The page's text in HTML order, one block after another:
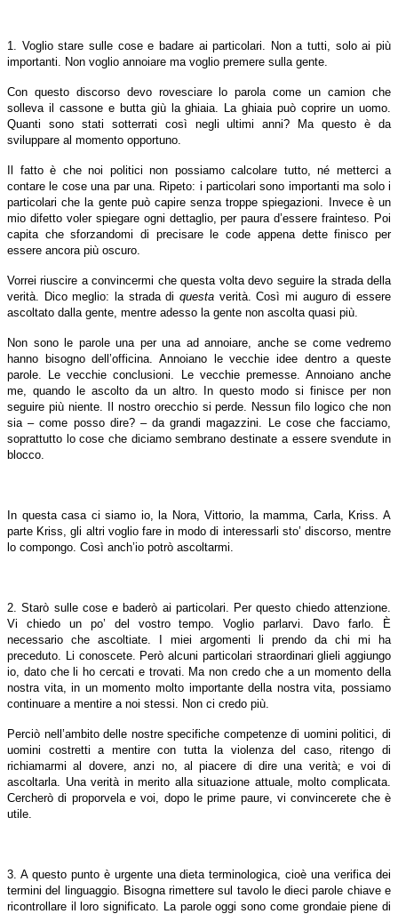
1. Voglio stare sulle cose e badare ai particolari. Non a tutti, solo ai più
importanti. Non voglio annoiare ma voglio premere sulla gente.
Con questo discorso devo rovesciare lo parola come un camion che
solleva il cassone e butta giù la ghiaia. La ghiaia può coprire un uomo.
Quanti sono stati sotterrati così negli ultimi anni? Ma questo è da
sviluppare al momento opportuno.
Il fatto è che noi politici non possiamo calcolare tutto, né metterci a
contare le cose una par una. Ripeto: i particolari sono importanti ma solo i
particolari che la gente può capire senza troppe spiegazioni. Invece è un
mio difetto voler spiegare ogni dettaglio, per paura d’essere frainteso. Poi
capita che sforzandomi di precisare le code appena dette finisco per
essere ancora più oscuro.
Vorrei riuscire a convincermi che questa volta devo seguire la strada della
verità. Dico meglio: la strada di questa verità. Così mi auguro di essere
ascoltato dalla gente, mentre adesso la gente non ascolta quasi più.
Non sono le parole una per una ad annoiare, anche se come vedremo
hanno bisogno dell’officina. Annoiano le vecchie idee dentro a queste
parole. Le vecchie conclusioni. Le vecchie premesse. Annoiano anche
me, quando le ascolto da un altro. In questo modo si finisce per non
seguire più niente. Il nostro orecchio si perde. Nessun filo logico che non
sia – come posso dire? – da grandi magazzini. Le cose che facciamo,
soprattutto lo cose che diciamo sembrano destinate a essere svendute in
blocco.
In questa casa ci siamo io, la Nora, Vittorio, la mamma, Carla, Kriss. A
parte Kriss, gli altri voglio fare in modo di interessarli sto’ discorso, mentre
lo compongo. Così anch’io potrò ascoltarmi.
2. Starò sulle cose e baderò ai particolari. Per questo chiedo attenzione.
Vi chiedo un po’ del vostro tempo. Voglio parlarvi. Davo farlo. È
necessario che ascoltiate. I miei argomenti li prendo da chi mi ha
preceduto. Li conoscete. Però alcuni particolari straordinari glieli aggiungo
io, dato che li ho cercati e trovati. Ma non credo che a un momento della
nostra vita, in un momento molto importante della nostra vita, possiamo
continuare a mentire a noi stessi. Non ci credo più.
Perciò nell’ambito delle nostre specifiche competenze di uomini politici, di
uomini costretti a mentire con tutta la violenza del caso, ritengo di
richiamarmi al dovere, anzi no, al piacere di dire una verità; e voi di
ascoltarla. Una verità in merito alla situazione attuale, molto complicata.
Cercherò di proporvela e voi, dopo le prime paure, vi convincerete che è
utile.
3. A questo punto è urgente una dieta terminologica, cioè una verifica dei
termini del linguaggio. Bisogna rimettere sul tavolo le dieci parole chiave e
ricontrollare il loro significato. La parole oggi sono come grondaie piene di